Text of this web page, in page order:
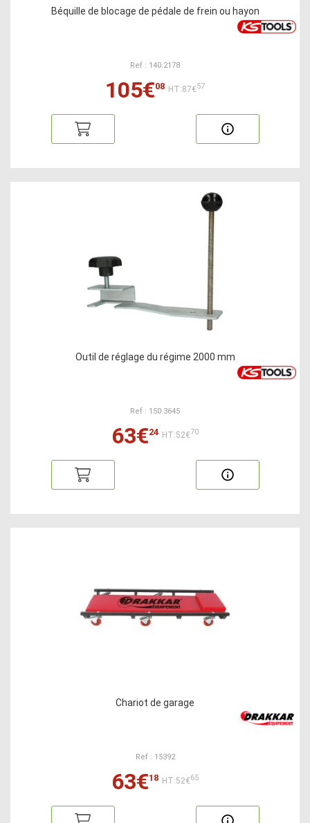
Béquille de blocage de pédale de frein ou hayon
Ref : 140.2178
105€08 HT:87€57
Outil de réglage du régime 2000 mm
Ref : 150.3645
63€24 HT:52€70
Chariot de garage
Ref : 15392
63€18 HT:52€65